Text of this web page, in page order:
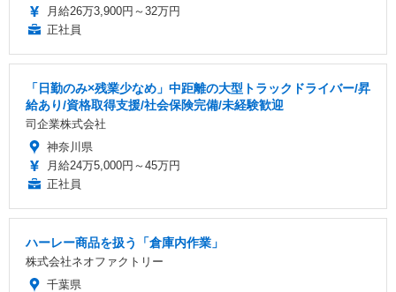
月給26万3,900円～32万円
正社員
「日勤のみ×残業少なめ」中距離の大型トラックドライバー/昇
給あり/資格取得支援/社会保険完備/未経験歓迎
司企業株式会社
神奈川県
月給24万5,000円～45万円
正社員
ハーレー商品を扱う「倉庫内作業」
株式会社ネオファクトリー
千葉県